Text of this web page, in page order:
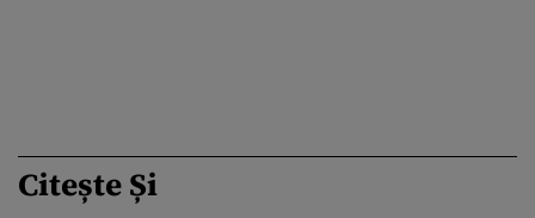
Citește Și